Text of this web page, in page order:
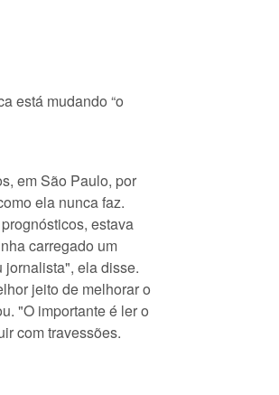
está mudando “o
em São Paulo, por
ela nunca faz.
estava
carregado um
jornalista", ela disse.
jeito de melhorar o
"O importante é ler o
com travessões.